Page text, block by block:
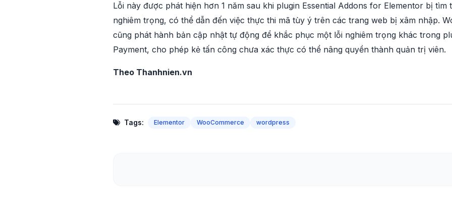
Lỗi này được phát hiện hơn 1 năm sau khi plugin Essential Addons for Elementor bị
nghiêm trọng, có thể dẫn đến việc thực thi mã tùy ý trên các trang web bị xâm nhập.
cũng phát hành bản cập nhật tự động để khắc phục một lỗi nghiêm trọng khác trong
Payment, cho phép kẻ tấn công chưa xác thực có thể nâng quyền thành quản trị viên.
Theo Thanhnien.vn
Tags: Elementor WooCommerce wordpress